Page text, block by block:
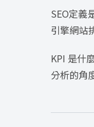
SEO定義
引擎網站
KPI 是什
分析的角